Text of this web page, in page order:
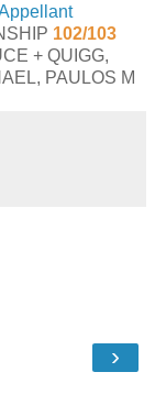
102/103
+ QUIGG,
PAULOS M
›